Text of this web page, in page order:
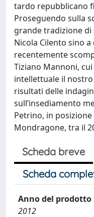
tardo repubblicano
Proseguendo sulla
grande tradizione di
Nicola Cilento sino
recentemente
Tiziano Mannoni,
intellettuale il
risultati delle
sull’insediamento
Petrino, in
Mondragone, tra il
Scheda breve
Scheda
Anno del prodotto
2012